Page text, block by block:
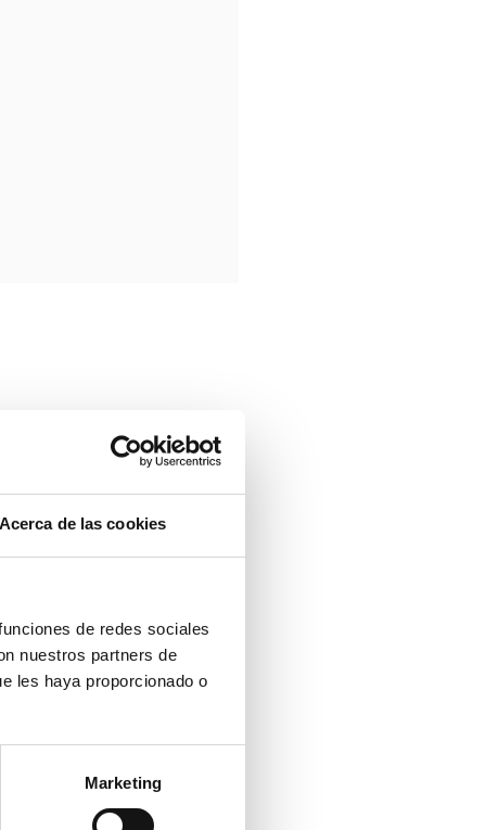
Acerca de las cookies
de redes sociales
nuestros partners de
les haya proporcionado o
Marketing